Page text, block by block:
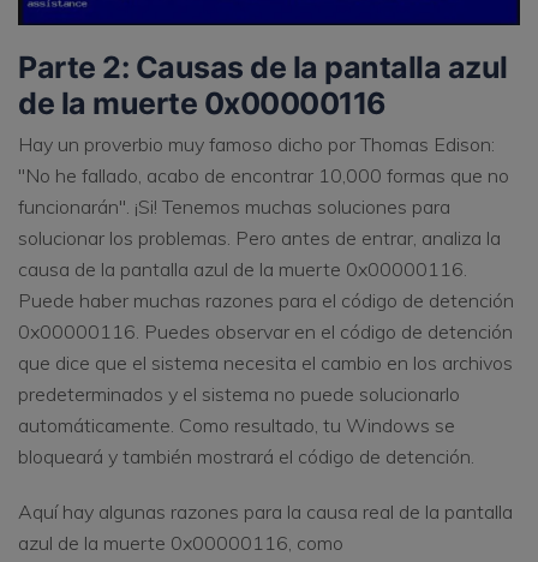
Parte 2: Causas de la pantalla azul
de la muerte 0x00000116
Hay un proverbio muy famoso dicho por Thomas Edison:
"No he fallado, acabo de encontrar 10,000 formas que no
funcionarán". ¡Si! Tenemos muchas soluciones para
solucionar los problemas. Pero antes de entrar, analiza la
causa de la pantalla azul de la muerte 0x00000116.
Puede haber muchas razones para el código de detención
0x00000116. Puedes observar en el código de detención
que dice que el sistema necesita el cambio en los archivos
predeterminados y el sistema no puede solucionarlo
automáticamente. Como resultado, tu Windows se
bloqueará y también mostrará el código de detención.
Aquí hay algunas razones para la causa real de la pantalla
azul de la muerte 0x00000116, como